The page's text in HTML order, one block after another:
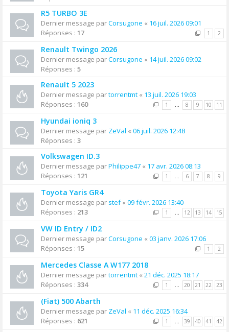
R5 TURBO 3E
Dernier message parCorsugone « 16 juil. 2026 09:01
Réponses : 17 1 2
Renault Twingo 2026
Dernier message parCorsugone « 14 juil. 2026 09:02
Réponses : 5
Renault 5 2023
Dernier message partorrentmt « 13 juil. 2026 19:03
Réponses : 160 1 … 8 9 10 11
Hyundai ioniq 3
Dernier message par ZeVal « 06 juil. 2026 12:48
Réponses : 3
Volkswagen ID.3
Dernier message parPhilippe47 « 17 avr. 2026 08:13
Réponses : 121 1 … 6 7 8 9
Toyota Yaris GR4
Dernier message par stef« 09 févr. 2026 13:40
Réponses : 213 1 … 12 13 14 15
VW ID Entry / ID2
Dernier message parCorsugone « 03 janv. 2026 17:06
Réponses : 15 1 2
Mercedes Classe A W177 2018
Dernier message partorrentmt « 21 déc. 2025 18:17
Réponses : 334 1 … 20 21 22 23
(Fiat) 500 Abarth
Dernier message par ZeVal « 11 déc. 2025 16:34
Réponses : 621 1 … 39 40 41 42